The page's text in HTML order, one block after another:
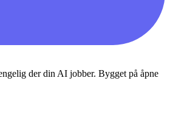
der din AI jobber. Bygget på åpne